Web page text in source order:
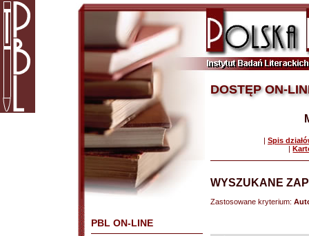
PBL ON-LINE
DOSTĘP ON-
| Spis
|
WYSZUKANE
Zastosowane kryterium: